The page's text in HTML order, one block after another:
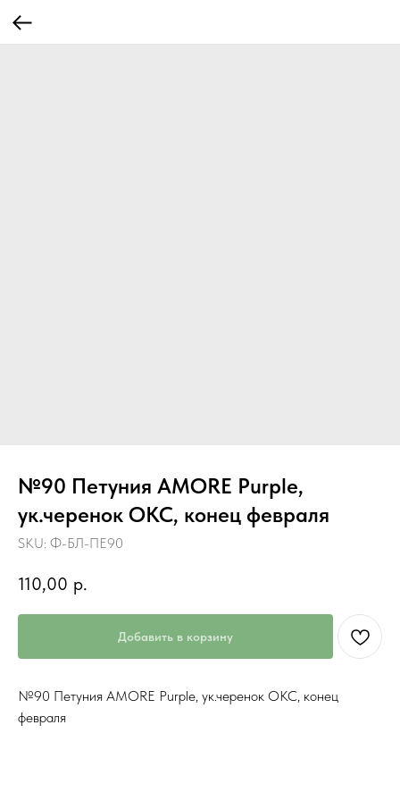
№90 Петуния AMORE Purple,
ук.черенок ОКС, конец февраля
SKU: Ф-БЛ-ПЕ90
110,00 р.
Добавить в корзину
№90 Петуния AMORE Purple, ук.черенок ОКС, конец
февраля